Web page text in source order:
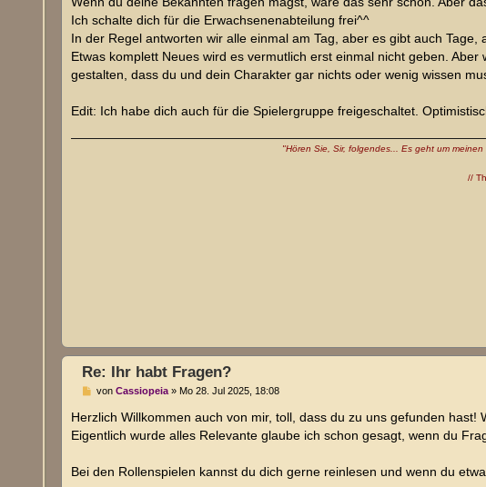
r
a
g
Ich schalte dich für die Erwachsenenabteilung frei^^
In der Regel antworten wir alle einmal am Tag, aber es gibt auch
Etwas komplett Neues wird es vermutlich erst einmal nicht geben.
gestalten, dass du und dein Charakter gar nichts oder wenig wissen
Edit: Ich habe dich auch für die Spielergruppe freigeschaltet.
"Hören Sie, Sir, folgendes... Es geht um
//
Re: Ihr habt Fragen?
B
i
t
r
vonCassiopeia » Mo 28. Jul 2025, 18:08
Herzlich Willkommen auch von mir, toll, dass du zu uns gefunden
Eigentlich wurde alles Relevante glaube ich schon gesagt, wenn du
Bei den Rollenspielen kannst du dich gerne reinlesen und wenn du